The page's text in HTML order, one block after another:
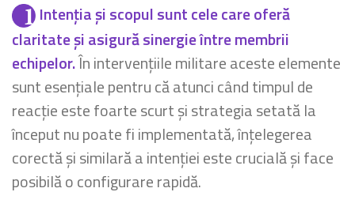
Intenția și scopul sunt cele care oferă
claritate și asigură sinergie între membrii
echipelor.În intervențiile militare aceste elemente
sunt esențiale pentru că atunci când timpul de
reacție este foarte scurt și strategia setată la
început nu poate fi implementată, înțelegerea
corectă și similară a intenției este crucială și face
posibilă o configurare rapidă.